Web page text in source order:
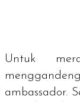
Untuk
ambassador.